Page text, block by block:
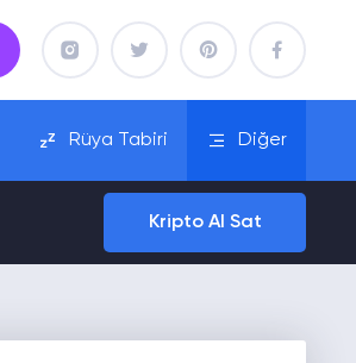
Rüya Tabiri Diğer
Kripto Al Sat